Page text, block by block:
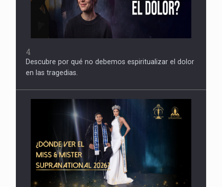
4
Descubre por qué no debemos espiritualizar el dolor
en las tragedias.